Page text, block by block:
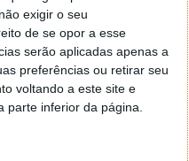
exigir o seu
de se opor a esse
serão aplicadas apenas a
preferências ou retirar seu
voltando a este site e
parte inferior da página.
equipas de vendas,
analisar dados de
oportunidades de
podem utilizá-
mercadoe os